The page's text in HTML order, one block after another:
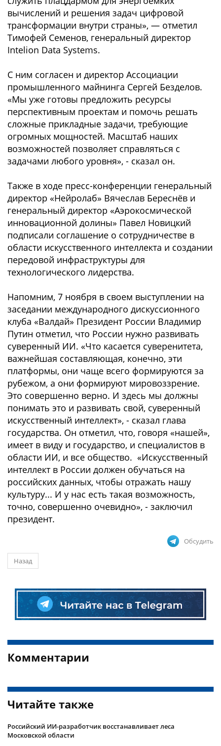
вычислений и решения задач цифровой
трансформации внутри страны», — отметил
Тимофей Семенов, генеральный директор
Intelion Data Systems.
С ним согласен и директор Ассоциации
промышленного майнинга Сергей Безделов.
«Мы уже готовы предложить ресурсы
перспективным проектам и помочь решать
сложные прикладные задачи, требующие
огромных мощностей. Масштаб наших
возможностей позволяет справляться с
задачами любого уровня», - сказал он.
Также в ходе пресс-конференции генеральный
директор «Нейролаб» Вячеслав Береснёв и
генеральный директор «Аэрокосмической
инновационной долины» Павел Новицкий
подписали соглашение о сотрудничестве в
области искусственного интеллекта и создании
передовой инфраструктуры для
технологического лидерства.
Напомним, 7 ноября в своем выступлении на
заседании международного дискуссионного
клуба «Валдай» Президент России Владимир
Путин отметил, что России нужно развивать
суверенный ИИ. «Что касается суверенитета,
важнейшая составляющая, конечно, эти
платформы, они чаще всего формируются за
рубежом, а они формируют мировоззрение.
Это совершенно верно. И здесь мы должны
понимать это и развивать свой, суверенный
искусственный интеллект», - сказал глава
государства. Он отметил, что, говоря «нашей»,
имеет в виду и государство, и специалистов в
области ИИ, и все общество. «Искусственный
интеллект в России должен обучаться на
российских данных, чтобы отражать нашу
культуру... И у нас есть такая возможность,
точно, совершенно очевидно», - заключил
президент.
Обсудить
Назад
Комментарии
Читайте также
Российский ИИ-разработчик восстанавливает леса
Московской области